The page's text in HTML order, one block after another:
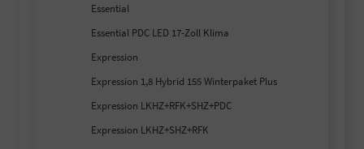
Essential
Essential PDC LED 17-Zoll Klima
Expression
Expression 1,8 Hybrid 155 Winterpaket Plus
Expression LKHZ+RFK+SHZ+PDC
Expression LKHZ+SHZ+RFK